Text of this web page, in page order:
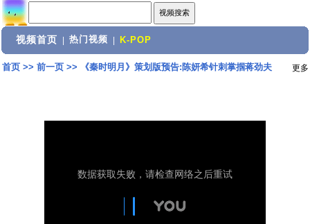
视频首页 热门视频 K-POP
首页>> 前一页>> 《秦时明月》策划版预告:陈妍希针刺掌掴蒋劲夫 更多